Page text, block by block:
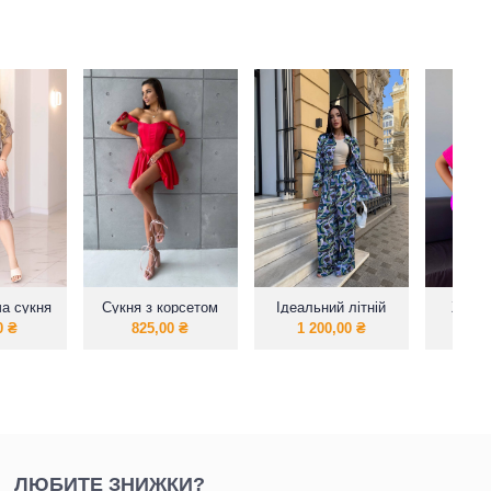
сукня
₴
Сукня з корсетом
825,00₴
Ідеальний літній
костюм з яскравого
1 200,00 ₴
ЛЮБИТЕ ЗНИЖКИ?